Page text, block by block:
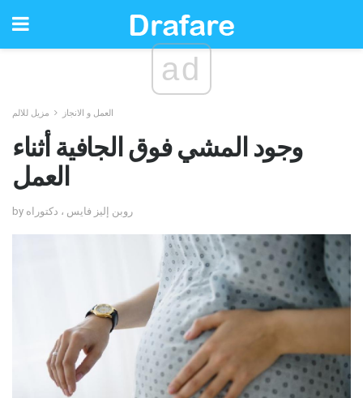
ad
العمل و الانجاز مزيل للالم
وجود المشي فوق الجافية أثناء
العمل
by روبن إليز فايس ، دكتوراه